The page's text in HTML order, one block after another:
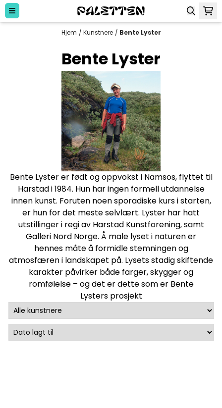
Hopp til innhold
Hjem / Kunstnere / Bente Lyster
Bente Lyster
Bente Lyster er født og oppvokst i Namsos, flyttet til
Harstad i 1984. Hun har ingen formell utdannelse
innen kunst. Foruten noen sporadiske kurs i starten,
er hun for det meste selvlært. Lyster har hatt
utstillinger i regi av Harstad Kunstforening, samt
Galleri Nord Norge. Å male lyset i naturen er
hennes måte å formidle stemningen og
atmosfæren i landskapet på. Lysets stadig skiftende
karakter påvirker både farger, skygger og
romfølelse – og det er dette som er Bente
Lysters prosjekt